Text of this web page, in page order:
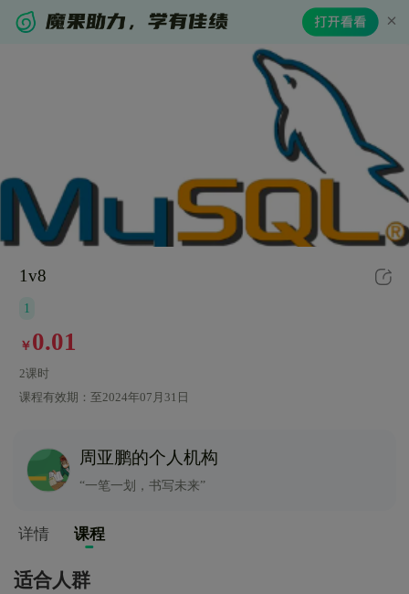
1v8
1
￥0.01
2课时
课程有效期：至2024年07月31日
周亚鹏的个人机构
“一笔一划，书写未来”
详情 课程
适合人群